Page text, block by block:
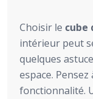
Choisir le cube
intérieur peut
quelques
espace.
fonctionnalité.